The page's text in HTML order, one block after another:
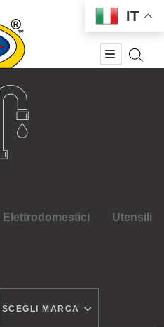
Elettrodomestici Utensili
SCEGLI MARCA
IT